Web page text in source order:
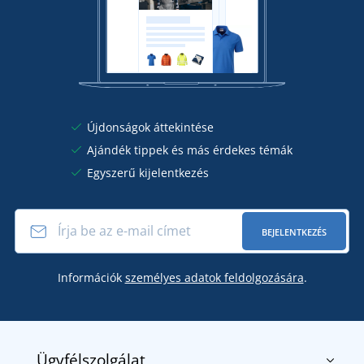
Újdonságok áttekintése
Ajándék tippek és más érdekes témák
Egyszerű kijelentkezés
BEJELENTKEZÉS
Információk személyes adatok feldolgozására.